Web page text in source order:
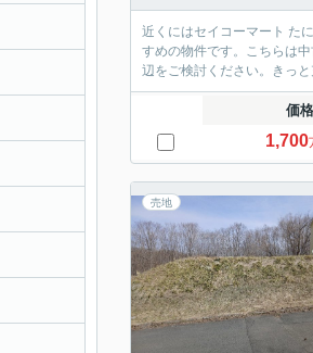
近くにはセイコーマート た
すめの物件です。こちらは
辺をご検討ください。きっ
価格
1,700
売地